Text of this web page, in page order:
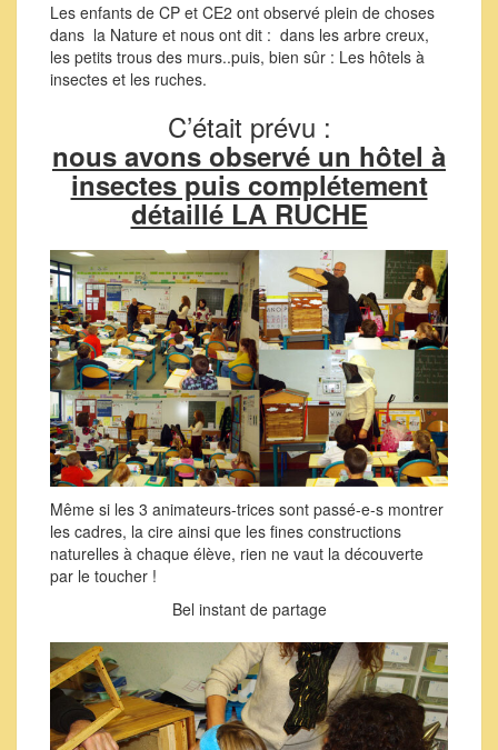
Les enfants de CP et CE2 ont observé plein de choses
dans la Nature et nous ont dit : dans les arbre creux,
les petits trous des murs..puis, bien sûr : Les hôtels à
insectes et les ruches.
C’était prévu :
nous avons observé un hôtel à
insectes puis complétement
détaillé LA RUCHE
Même si les 3 animateurs-trices sont passé-e-s montrer
les cadres, la cire ainsi que les fines constructions
naturelles à chaque élève, rien ne vaut la découverte
par le toucher !
Bel instant de partage